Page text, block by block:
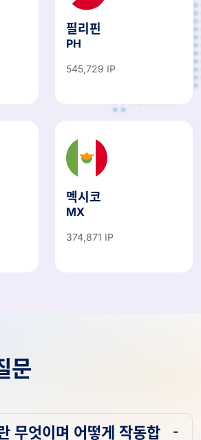
필리핀
PH
545,729 IP
멕시코
MX
374,871 IP
문